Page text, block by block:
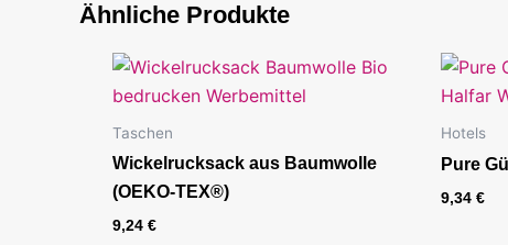
Ähnliche Produkte
Taschen
Wickelrucksack aus Baumwolle
(OEKO-TEX®)
9,24 €
Hotels
Pure
9,34 €